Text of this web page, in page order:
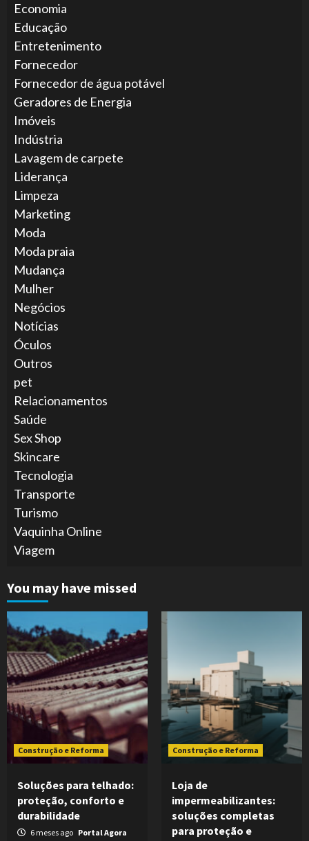
Economia
Educação
Entretenimento
Fornecedor
Fornecedor de água potável
Geradores de Energia
Imóveis
Indústria
Lavagem de carpete
Liderança
Limpeza
Marketing
Moda
Moda praia
Mudança
Mulher
Negócios
Notícias
Óculos
Outros
pet
Relacionamentos
Saúde
Sex Shop
Skincare
Tecnologia
Transporte
Turismo
Vaquinha Online
Viagem
You may have missed
Construção e Reforma
Soluções para telhado:
proteção, conforto e
durabilidade
6 meses ago Portal Agora
Construção e Reforma
Loja de
impermeabilizantes:
soluções completas
para proteção e